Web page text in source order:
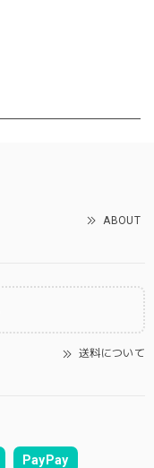
ABOUT
送料について
PayPay